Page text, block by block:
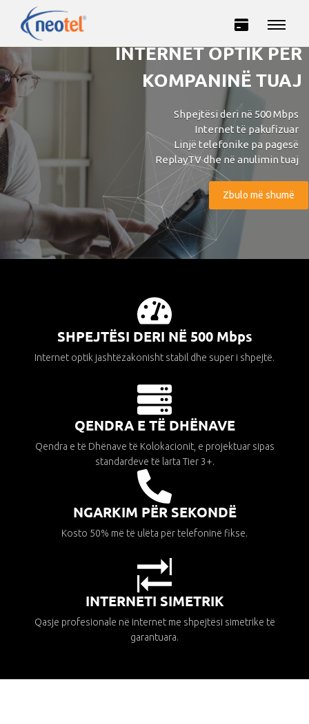
Privatë
INTERNET
INTERNET OPTIK PËR
KOMPANINË TUAJ
Shpejtësi deri në 500 Mbps
Internet të pakufizuar
Linjë telefonike pa pagesë
ReplayTV dhe në anulimin tuaj
Zbulo më shumë
SHPEJTËSI DERI NË 500 Mbps
Internet optik jashtëzakonisht stabil dhe super i shpejtë.
QENDRA E TË DHËNAVE
Qendra e të Dhënave të Kolokacionit, e projektuar sipas
standardeve të larta Tier 3+.
NGARKIM PËR SEKONDË
Kosto 50% më të ulëta për telefoninë fikse.
INTERNETI SIMETRIK
Qasje profesionale në internet me shpejtësi simetrike të
garantuara.